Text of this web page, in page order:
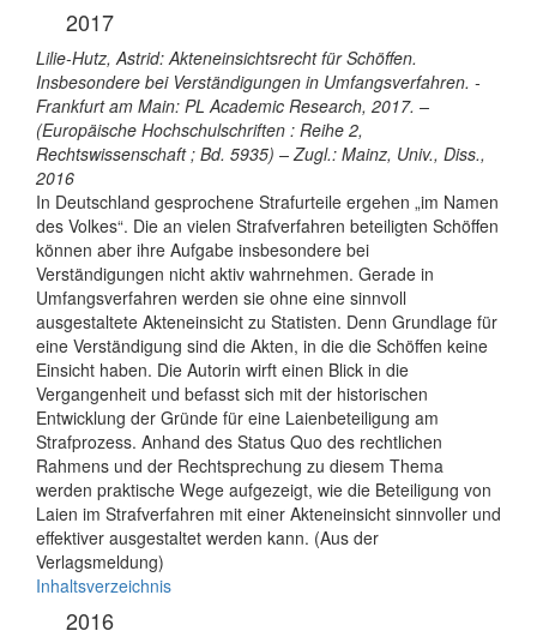
2017
Lilie-Hutz, Astrid: Akteneinsichtsrecht für Schöffen.
Insbesondere bei Verständigungen in Umfangsverfahren. -
Frankfurt am Main: PL Academic Research, 2017. –
(Europäische Hochschulschriften : Reihe 2,
Rechtswissenschaft ; Bd. 5935) – Zugl.: Mainz, Univ., Diss.,
2016
In Deutschland gesprochene Strafurteile ergehen „im Namen
des Volkes“. Die an vielen Strafverfahren beteiligten Schöffen
können aber ihre Aufgabe insbesondere bei
Verständigungen nicht aktiv wahrnehmen. Gerade in
Umfangsverfahren werden sie ohne eine sinnvoll
ausgestaltete Akteneinsicht zu Statisten. Denn Grundlage für
eine Verständigung sind die Akten, in die die Schöffen keine
Einsicht haben. Die Autorin wirft einen Blick in die
Vergangenheit und befasst sich mit der historischen
Entwicklung der Gründe für eine Laienbeteiligung am
Strafprozess. Anhand des Status Quo des rechtlichen
Rahmens und der Rechtsprechung zu diesem Thema
werden praktische Wege aufgezeigt, wie die Beteiligung von
Laien im Strafverfahren mit einer Akteneinsicht sinnvoller und
effektiver ausgestaltet werden kann. (Aus der
Verlagsmeldung)
Inhaltsverzeichnis
2016